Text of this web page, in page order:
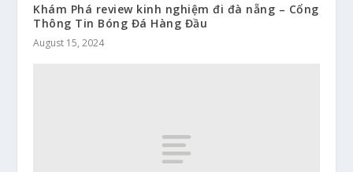
Khám Phá review kinh nghiệm đi đà nẵng – Cổng
Thông Tin Bóng Đá Hàng Đầu
August 15, 2024